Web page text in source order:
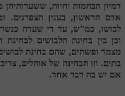
דמיון הבהמות וחיות, ששערותיהן
אדם הראשון, בענין הצפרנים.
לבושו, כמ"ש, עד די שערה
וכן בין בחינת הלבושים
מצמר ופשתים, שהם בחינת
בתים. וזו הבחינה של אוהלים,
אם יש בה דבר אחר.